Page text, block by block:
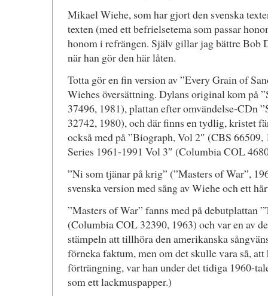
Mikael Wiehe, som har gjort den svenska
texten (med ett befrielsetema som passar
honom i refrängen. Själv gillar jag bättre Bob
när han gör den här låten.
Totta gör en fin version av ”Every Grain of
Wiehes översättning. Dylans original kom på
37496, 1981), plattan efter omvändelse-CDn
32742, 1980), och där finns en tydlig, kristet
också med på ”Biograph, Vol 2″ (CBS
Series 1961-1991 Vol 3″ (Columbia COL
”Ni som tjänar på krig” (”Masters of War”,
svenska version med sång av Wiehe och ett
”Masters of War” fanns med på debutplattan
(Columbia COL 32390, 1963) och var en av
stämpeln att tillhöra den amerikanska
förneka faktum, men om det skulle vara så, att
förträngning, var han under det tidiga 1960-
som ett lackmuspapper.)